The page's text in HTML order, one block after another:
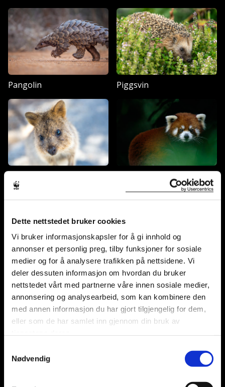
Dette nettstedet bruker cookies
Vi bruker informasjonskapsler for å gi innhold og
annonser et personlig preg, tilby funksjoner for sosiale
medier og for å analysere trafikken på nettsidene. Vi
deler dessuten informasjon om hvordan du bruker
nettstedet vårt med partnerne våre innen sosiale medier,
annonsering og analysearbeid, som kan kombinere den
med annen informasjon du har gjort tilgjengelig for dem,
eller som de har samlet inn gjennom din bruk av
Nødvendig
Pangolin Piggsvin
Sebra Sjimpanse
Sjiraff